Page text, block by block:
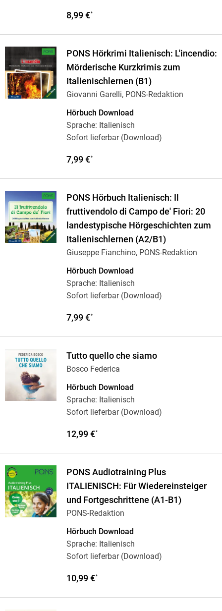
8,99 €*
PONS Hörkrimi Italienisch: L'incendio:
Mörderische Kurzkrimis zum
Italienischlernen (B1)
Giovanni Garelli, PONS-Redaktion
Hörbuch Download
Sprache: Italienisch
Sofort lieferbar (Download)
7,99 €*
PONS Hörbuch Italienisch: Il
fruttivendolo di Campo de' Fiori: 20
landestypische Hörgeschichten zum
Italienischlernen (A2/B1)
Giuseppe Fianchino, PONS-Redaktion
Hörbuch Download
Sprache: Italienisch
Sofort lieferbar (Download)
7,99 €*
Tutto quello che siamo
Bosco Federica
Hörbuch Download
Sprache: Italienisch
Sofort lieferbar (Download)
12,99 €*
PONS Audiotraining Plus
ITALIENISCH: Für Wiedereinsteiger
und Fortgeschrittene (A1-B1)
PONS-Redaktion
Hörbuch Download
Sprache: Italienisch
Sofort lieferbar (Download)
10,99 €*